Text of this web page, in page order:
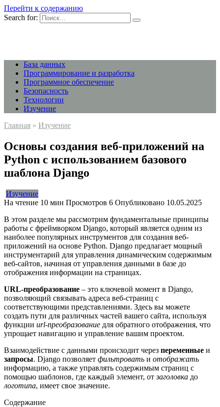
Перейти к содержанию
Search for:
База данных
Программирование и разработка
Программное обеспечение
Безопасность
Технологии
Изучение
Главная » Изучение
Основы создания веб-приложений на
Python с использованием базового
шаблона Django
Изучение
На чтение 10 мин Просмотров 6 Опубликовано 10.05.2025
В этом разделе мы рассмотрим фундаментальные принципы
работы с фреймворком Django, который является одним из
наиболее популярных инструментов для создания веб-
приложений на основе Python. Django предлагает мощный
инструментарий для управления динамическим содержимым
веб-сайтов, начиная от управления данными в базе до
отображения информации на страницах.
URL-преобразование – это ключевой момент в Django,
позволяющий связывать адреса веб-страниц с
соответствующими представлениями. Здесь вы можете
создать пути для различных частей вашего сайта, используя
функции url-преобразование для обратного отображения, что
упрощает навигацию и управление вашим проектом.
Взаимодействие с данными происходит через переменные и
запросы. Django позволяет фильтровать и отображать
информацию, а также управлять содержимым страниц с
помощью шаблонов, где каждый элемент, отзаголовка до
логотипа, имеет свое значение.
Содержание